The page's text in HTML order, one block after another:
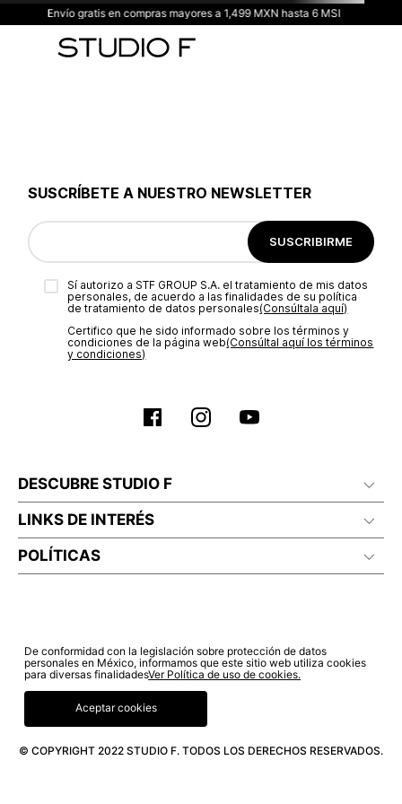
Envío gratis en compras mayores a 1,499 MXN hasta 6 MSI
SUSCRÍBETE A NUESTRO NEWSLETTER
SUSCRIBIRME
Sí autorizo a STF GROUP S.A. el tratamiento de mis datos
personales, de acuerdo a las finalidades de su política
de tratamiento de datos personales‎(Consúltala aquí)
Certifico que he sido informado sobre los términos y
condiciones de la página web‎(Consúltal aquí los términos
y condiciones)
DESCUBRE STUDIO F
LINKS DE INTERÉS
POLÍTICAS
© COPYRIGHT 2022 STUDIO F. TODOS LOS DERECHOS RESERVADOS.
De conformidad con la legislación sobre protección de datos
personales en México, informamos que este sitio web utiliza cookies
para diversas finalidadesVer Política de uso de cookies.
Aceptar cookies